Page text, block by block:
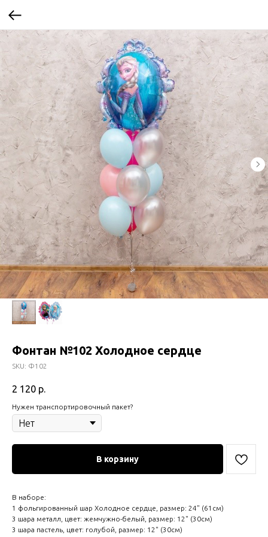
Фонтан №102 Холодное сердце
SKU: Ф102
2 120 р.
Нужен транспортировочный пакет?
В корзину
В наборе:
1 фольгированный шар Холодное сердце, размер: 24" (61см)
3 шара металл, цвет: жемчужно-белый, размер: 12" (30см)
3 шара пастель, цвет: голубой, размер: 12" (30см)